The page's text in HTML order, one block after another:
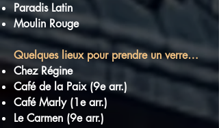
Paradis Latin
Moulin Rouge
Quelques lieux pour prendre un verre…
Chez Régine
Café de la Paix (9e arr.)
Café Marly (1e arr.)
Le Carmen (9e arr.)